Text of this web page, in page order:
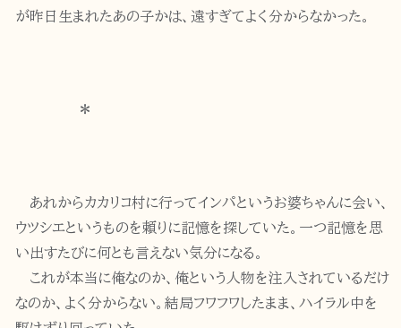
が昨日生まれたあの子かは、遠すぎてよく分からなかった。
＊
あれからカカリコ村に行ってインパというお婆ちゃんに会い、
ウツシエというものを頼りに記憶を探していた。一つ記憶を思
い出すたびに何とも言えない気分になる。
これが本当に俺なのか、俺という人物を注入されているだけ
なのか、よく分からない。結局フワフワしたまま、ハイラル中を